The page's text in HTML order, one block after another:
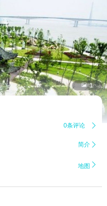
 1
0条评论 
简介 
地图 